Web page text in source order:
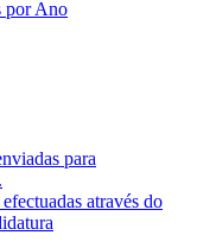
por Ano
para
através do